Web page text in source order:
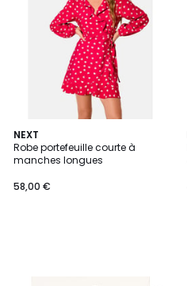
NEXT
Robe portefeuille courte à
manches longues
58,00 €